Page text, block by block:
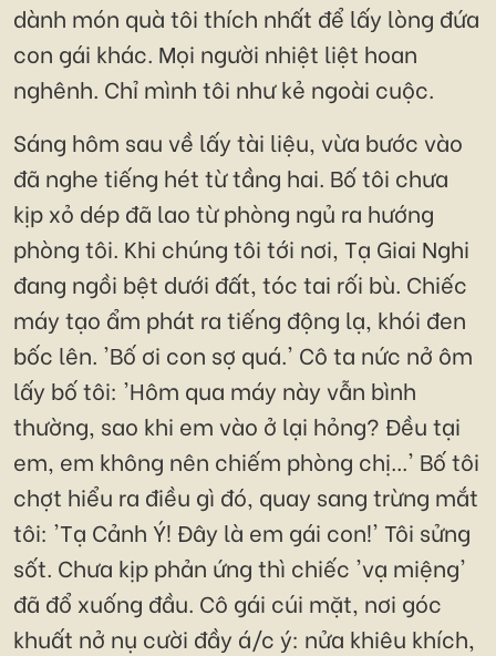
dành món quà tôi thích nhất để lấy lòng đứa
con gái khác. Mọi người nhiệt liệt hoan
nghênh. Chỉ mình tôi như kẻ ngoài cuộc.
Sáng hôm sau về lấy tài liệu, vừa bước vào
đã nghe tiếng hét từ tầng hai. Bố tôi chưa
kịp xỏ dép đã lao từ phòng ngủ ra hướng
phòng tôi. Khi chúng tôi tới nơi, Tạ Giai Nghi
đang ngồi bệt dưới đất, tóc tai rối bù. Chiếc
máy tạo ẩm phát ra tiếng động lạ, khói đen
bốc lên. 'Bố ơi con sợ quá.' Cô ta nức nở ôm
lấy bố tôi: 'Hôm qua máy này vẫn bình
thường, sao khi em vào ở lại hỏng? Đều tại
em, em không nên chiếm phòng chị...' Bố tôi
chợt hiểu ra điều gì đó, quay sang trừng mắt
tôi: 'Tạ Cảnh Ý! Đây là em gái con!' Tôi sửng
sốt. Chưa kịp phản ứng thì chiếc 'vạ miệng'
đã đổ xuống đầu. Cô gái cúi mặt, nơi góc
khuất nở nụ cười đầy á/c ý: nửa khiêu khích,